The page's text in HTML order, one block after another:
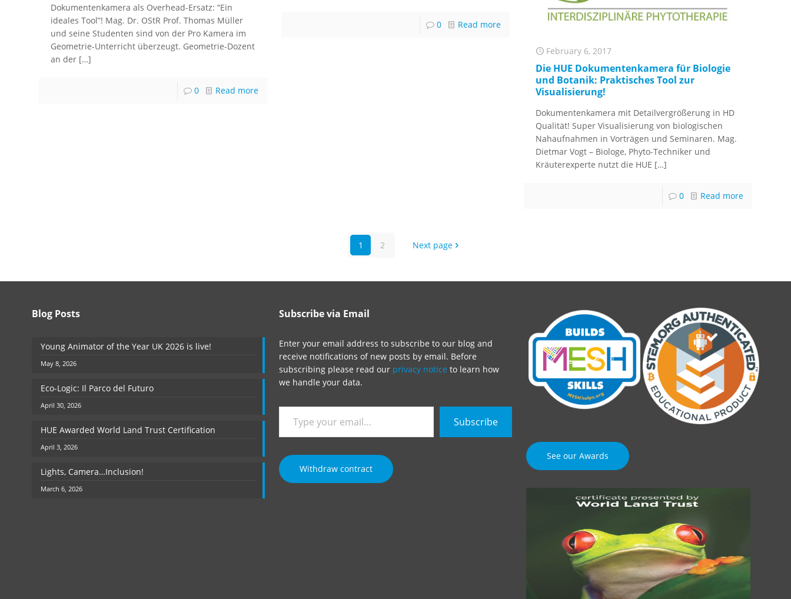
Dokumentenkamera als Overhead-Ersatz: “Ein
ideales Tool”! Mag. Dr. OStR Prof. Thomas Müller
und seine Studenten sind von der Pro Kamera im
Geometrie-Unterricht überzeugt. Geometrie-Dozent
an der […]
0 Read more
0 Read more
February 6, 2017
Die HUE Dokumentenkamera für Biologie
und Botanik: Praktisches Tool zur
Visualisierung!
Dokumentenkamera mit Detailvergrößerung in HD
Qualität! Super Visualisierung von biologischen
Nahaufnahmen in Vorträgen und Seminaren. Mag.
Dietmar Vogt – Biologe, Phyto-Techniker und
Kräuterexperte nutzt die HUE […]
0 Read more
1 2 Next page
Blog Posts
Young Animator of the Year UK 2026 is live!
May 8, 2026
Eco-Logic: Il Parco del Futuro
April 30, 2026
HUE Awarded World Land Trust Certification
April 3, 2026
Lights, Camera…Inclusion!
March 6, 2026
Subscribe via Email
Enter your email address to subscribe to our blog and
receive notifications of new posts by email. Before
subscribing please read our privacy notice to learn how
we handle your data.
your
email…
Subscribe
Withdraw contract
See our Awards